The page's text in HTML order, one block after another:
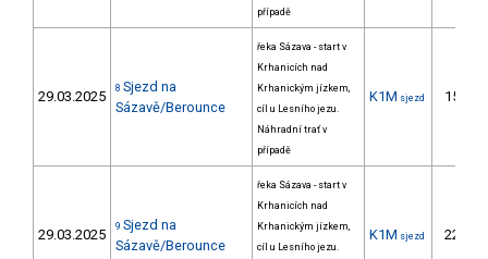
případě
29.03.2025 8 Sjezd na
Sázavě/Berounce
řeka Sázava - start v
Krhanicích nad
Krhanickým jízkem,
cíl u Lesního jezu.
Náhradní trať v
případě
K1M sjezd 15.
29.03.2025 9 Sjezd na
Sázavě/Berounce
řeka Sázava - start v
Krhanicích nad
Krhanickým jízkem,
cíl u Lesního jezu.
K1M sjezd 22.